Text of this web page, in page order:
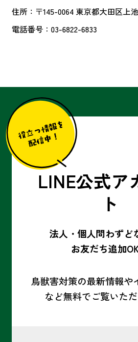
住所：〒145-0064 東京都大田区上
電話番号：03-6822-6833
LINE公式ア
ト
法人・個人問わずど
お友だち追加
鳥獣害対策の最新情報や
など無料でご覧いただ